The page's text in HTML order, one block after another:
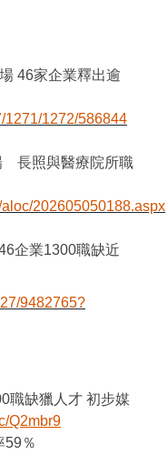
46家企業釋出逾
1271/1272/586844
長照與醫療院所職
202605050188.aspx
企業1300職缺近
9482765?
職缺獵人才 初步媒
Q2mbr9
59％